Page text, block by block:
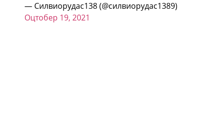
— Силвиорудас138 (@силвиорудас1389)
Оцтобер 19, 2021